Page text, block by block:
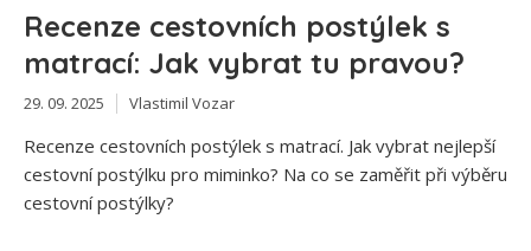
Recenze cestovních postýlek s
matrací: Jak vybrat tu pravou?
29. 09. 2025 Vlastimil Vozar
Recenze cestovních postýlek s matrací. Jak vybrat nejlepší
cestovní postýlku pro miminko? Na co se zaměřit při výběru
cestovní postýlky?